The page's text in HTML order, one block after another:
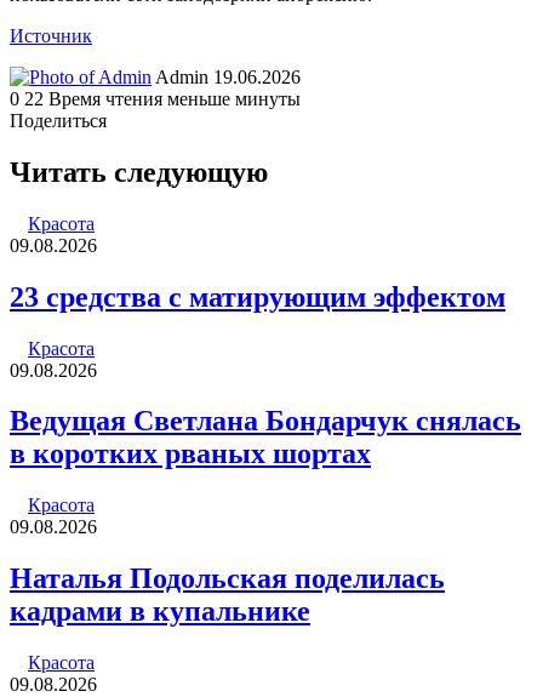
Источник
Admin Send
an
19.06.2026
0 22 Время чтения меньше минуты
Поделиться
через
электронную
Читать следующую
Красота
09.08.2026
23 средства с матирующим эффектом
Красота
09.08.2026
Ведущая Светлана Бондарчук снялась
в коротких рваных шортах
Красота
09.08.2026
Наталья Подольская поделилась
кадрами в купальнике
Красота
09.08.2026